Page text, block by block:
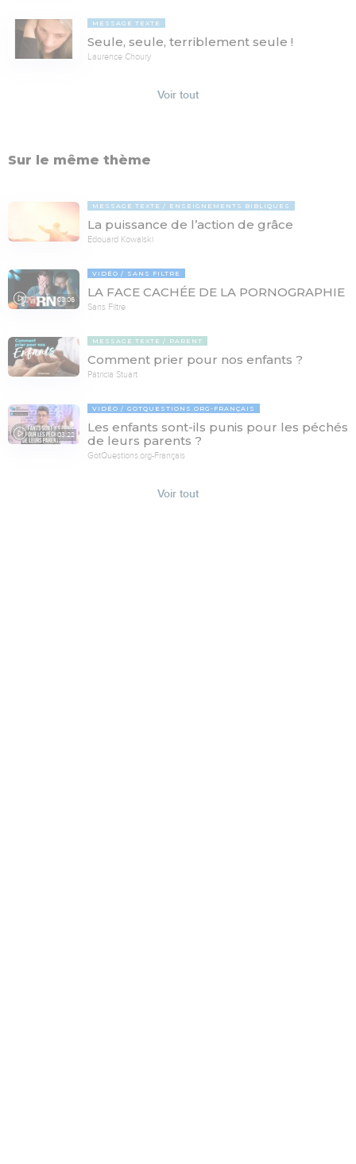
MESSAGE TEXTE
Seule, seule, terriblement seule !
Laurence Choury
Voir tout
Sur le même thème
MESSAGE TEXTE ENSEIGNEMENTS BIBLIQUES
La puissance de l’action de grâce
Edouard Kowalski
08:06
VIDÉO SANS FILTRE
LA FACE CACHÉE DE LA PORNOGRAPHIE
Sans Filtre
MESSAGE TEXTE PARENT
Comment prier pour nos enfants ?
Patricia Stuart
03:22
VIDÉO GOTQUESTIONS.ORG-FRANÇAIS
Les enfants sont-ils punis pour les péchés
de leurs parents ?
GotQuestions.org-Français
Voir tout